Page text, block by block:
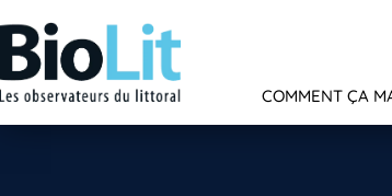
COMMENT ÇA